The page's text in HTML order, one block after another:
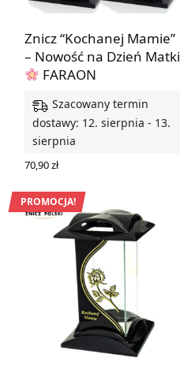
Znicz “Kochanej Mamie”
– Nowość na Dzień Matki
FARAON
Szacowany termin
dostawy: 12. sierpnia - 13.
sierpnia
70,90zł
PROMOCJA!